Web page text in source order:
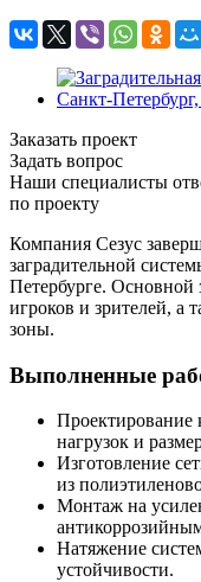
Заказать проект
Задать вопрос
Наши специалисты
по проекту
Компания Сезус
заградительной
Петербурге. Основной
игроков и зрителей, а
зоны.
Выполненные
Проектирование
нагрузок и
Изготовление
из
Монтаж на
Натяжение
устойчивости.